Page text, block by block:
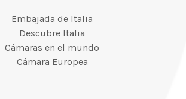
Embajada de Italia
Descubre Italia
Cámaras en el mundo
Cámara Europea